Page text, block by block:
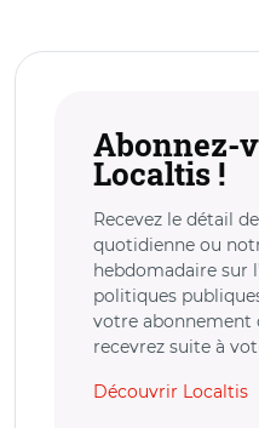
Abonnez-
Localtis !
Recevez le détail
quotidienne ou
hebdomadaire sur
politiques
votre abonnement
recevrez suite à
Découvrir Localtis